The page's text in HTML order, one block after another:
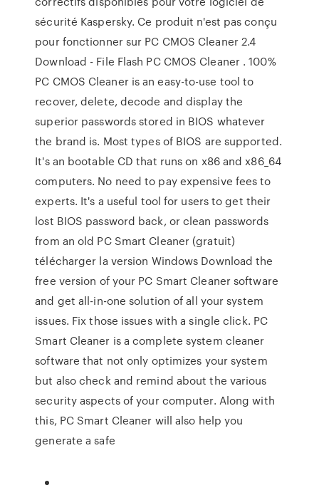
sécurité Kaspersky. Ce produit n'est pas conçu
pour fonctionner sur PC CMOS Cleaner 2.4
Download - File Flash PC CMOS Cleaner . 100%
PC CMOS Cleaner is an easy-to-use tool to
recover, delete, decode and display the
superior passwords stored in BIOS whatever
the brand is. Most types of BIOS are supported.
It's an bootable CD that runs on x86 and x86_64
computers. No need to pay expensive fees to
experts. It's a useful tool for users to get their
lost BIOS password back, or clean passwords
from an old PC Smart Cleaner (gratuit)
télécharger la version Windows Download the
free version of your PC Smart Cleaner software
and get all-in-one solution of all your system
issues. Fix those issues with a single click. PC
Smart Cleaner is a complete system cleaner
software that not only optimizes your system
but also check and remind about the various
security aspects of your computer. Along with
this, PC Smart Cleaner will also help you
generate a safe